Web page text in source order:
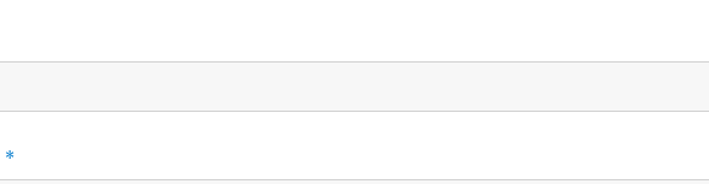
*